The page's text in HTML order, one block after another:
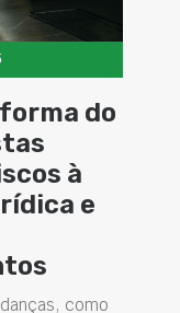
do
à
e
como